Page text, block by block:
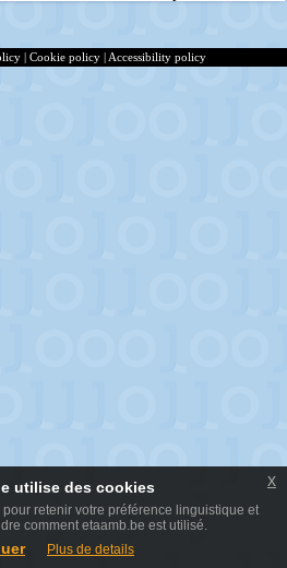
| Cookie policy | Accessibility policy
utilise des cookies
retenir votre préférence linguistique et
comment etaamb.be est utilisé.
Plus de details
x